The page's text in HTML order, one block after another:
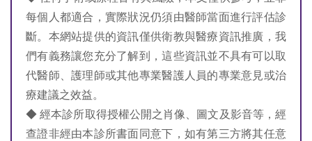
每個人都適合，實際狀況仍須由醫師當面進行評估診
斷。本網站提供的資訊僅供衛教與醫療資訊推廣，我
們有義務讓您充分了解到，這些資訊並不具有可以取
代醫師、護理師或其他專業醫護人員的專業意見或治
療建議之效益。
◆ 經本診所取得授權公開之肖像、圖文及影音等，經
查證非經由本診所書面同意下，如有第三方將其任意